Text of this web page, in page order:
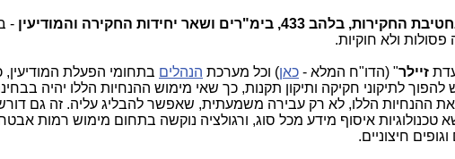
ושאר יחידות החקירה והמודיעין
-
פסולות ולא חוקיות.
זיילר" (הדו"ח המלא - כאן) וכל מערכת הנהלים בתחומי הפעלת המודיעין,
לתיקוני חקיקה ותיקון תקנות, כך שאי מימוש ההנחיות הללו יהיה
ההנחיות הללו, לא רק עבירה משמעתית, שאפשר להבליג עליה. זה גם
טכנולוגיות איסוף מידע מכל סוג, ורגולציה נוקשה בתחום מימוש רמות
חיצוניים.